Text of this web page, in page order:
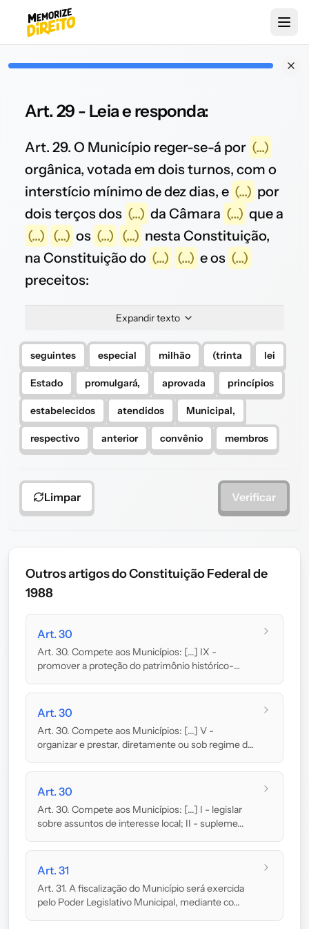
Art. 29 - Leia e responda:
Art. 29. O Município reger-se-á por (...)
orgânica, votada em dois turnos, com o
interstício mínimo de dez dias, e (...) por
dois terços dos (...) da Câmara (...) que a
(...) (...) os (...) (...) nesta Constituição,
na Constituição do (...) (...) e os (...)
preceitos:
Expandir texto
seguintes especial milhão (trinta lei
Estado promulgará, aprovada princípios
estabelecidos atendidos Municipal,
respectivo anterior convênio membros
Limpar Verificar
Outros artigos do Constituição Federal de
1988
Art. 30
Art. 30. Compete aos Municípios: [...] IX -
promover a proteção do patrimônio histórico-
Art. 30
Art. 30. Compete aos Municípios: [...] V -
organizar e prestar, diretamente ou sob regime de
Art. 30
Art. 30. Compete aos Municípios: [...] I - legislar
sobre assuntos de interesse local; II - supleme...
Art. 31
Art. 31. A fiscalização do Município será exercida
pelo Poder Legislativo Municipal, mediante co...